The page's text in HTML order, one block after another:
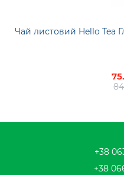
Чай листовий Hello Tea
+38
+38